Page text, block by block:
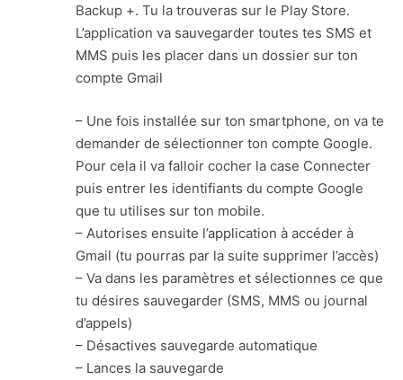
Backup +. Tu la trouveras sur le Play Store.
L’application va sauvegarder toutes tes SMS et
MMS puis les placer dans un dossier sur ton
compte Gmail
– Une fois installée sur ton smartphone, on va te
demander de sélectionner ton compte Google.
Pour cela il va falloir cocher la case Connecter
puis entrer les identifiants du compte Google
que tu utilises sur ton mobile.
– Autorises ensuite l’application à accéder à
Gmail (tu pourras par la suite supprimer l’accès)
– Va dans les paramètres et sélectionnes ce que
tu désires sauvegarder (SMS, MMS ou journal
d’appels)
– Désactives sauvegarde automatique
– Lances la sauvegarde